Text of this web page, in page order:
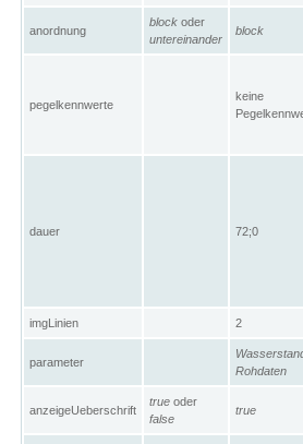
anordnung
block oder
untereinander
block
pegelkennwerte
keine
dauer 72;0
imgLinien 2
parameter
Rohdaten
anzeigeUeberschrift
true oder
false
true